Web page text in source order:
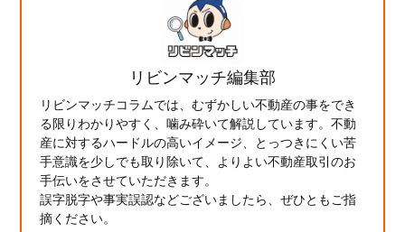
リビンマッチ編集部
リビンマッチコラムでは、むずかしい不動産の事をでき
る限りわかりやすく、噛み砕いて解説しています。不動
産に対するハードルの高いイメージ、とっつきにくい苦
手意識を少しでも取り除いて、よりよい不動産取引のお
手伝いをさせていただきます。
誤字脱字や事実誤認などございましたら、ぜひともご指
摘ください。